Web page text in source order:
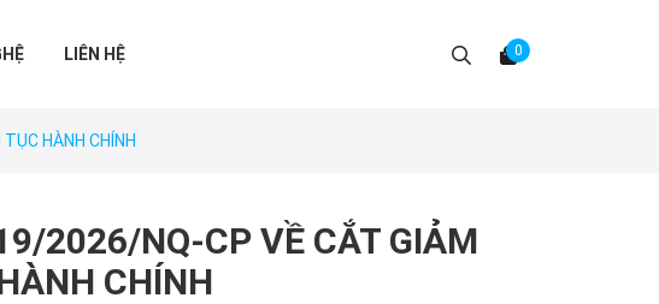
LIÊN HỆ 0
HÀNH CHÍNH
2026/NQ-CP VỀ CẮT GIẢM
CHÍNH